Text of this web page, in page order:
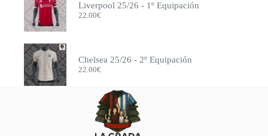
Liverpool 25/26 - 1º Equipación
22.00€
Chelsea 25/26 - 2º Equipación
22.00€